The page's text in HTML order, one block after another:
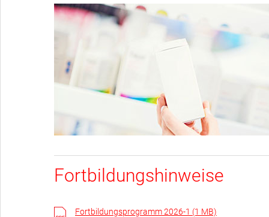
Fortbildungshinweise
Fortbildungsprogramm 2026-1 (1 MB)